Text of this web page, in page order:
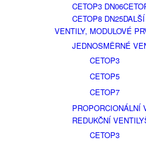
CETOP3 DN06
CETOP8 DN25DALŠÍ
VENTILY, MODULOVÉ
JEDNOSMĚRNÉ
CETOP3
CETOP5
CETOP7
PROPORCIONÁLNÍ
REDUKČNÍ VENTILY
CETOP3